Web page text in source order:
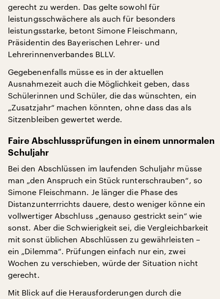
gerecht zu werden. Das gelte sowohl für
leistungsschwächere als auch für besonders
leistungsstarke, betont Simone Fleischmann,
Präsidentin des Bayerischen Lehrer- und
Lehrerinnenverbandes BLLV.
Gegebenenfalls müsse es in der aktuellen
Ausnahmezeit auch die Möglichkeit geben, dass
Schülerinnen und Schüler, die das wünschten, ein
„Zusatzjahr“ machen könnten, ohne dass das als
Sitzenbleiben gewertet werde.
Faire Abschlussprüfungen in einem unnormalen
Schuljahr
Bei den Abschlüssen im laufenden Schuljahr müsse
man „den Anspruch ein Stück runterschrauben“, so
Simone Fleischmann. Je länger die Phase des
Distanzunterrrichts dauere, desto weniger könne ein
vollwertiger Abschluss „genauso gestrickt sein“ wie
sonst. Aber die Schwierigkeit sei, die Vergleichbarkeit
mit sonst üblichen Abschlüssen zu gewährleisten –
ein „Dilemma“. Prüfungen einfach nur ein, zwei
Wochen zu verschieben, würde der Situation nicht
gerecht.
Mit Blick auf die Herausforderungen durch die